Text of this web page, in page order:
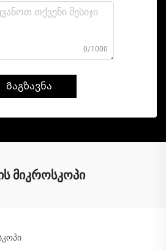
0/1000
Გაგზავნა
მიკროსკოპი